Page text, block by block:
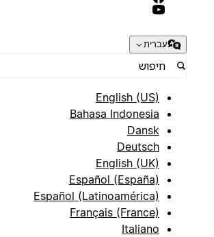
עברית
English (US)
Bahasa Indonesia
Dansk
Deutsch
English (UK)
Español (España)
Español (Latinoamérica)
Français (France)
Italiano